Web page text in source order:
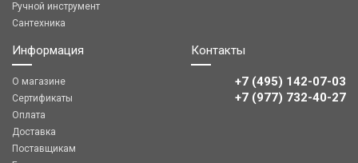
Ручной инструмент
Сантехника
Информация
О магазине
Сертификаты
Оплата
Доставка
Поставщикам
Контакты
+7 (495) 142-07-03
‎‎+7 (977) 732-40-27